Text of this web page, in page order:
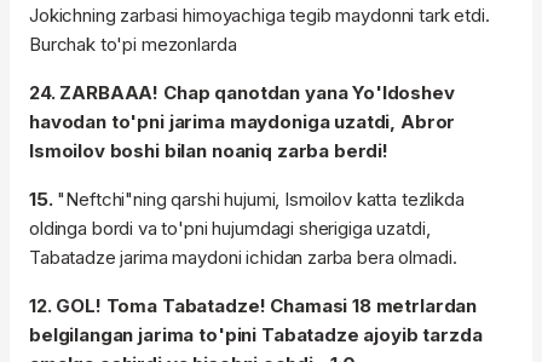
Jokichning zarbasi himoyachiga tegib maydonni tark etdi.
Burchak to'pi mezonlarda
24. ZARBAAA! Chap qanotdan yana Yo'ldoshev
havodan to'pni jarima maydoniga uzatdi, Abror
Ismoilov boshi bilan noaniq zarba berdi!
15. "Neftchi"ning qarshi hujumi, Ismoilov katta tezlikda
oldinga bordi va to'pni hujumdagi sherigiga uzatdi,
Tabatadze jarima maydoni ichidan zarba bera olmadi.
12. GOL! Toma Tabatadze! Chamasi 18 metrlardan
belgilangan jarima to'pini Tabatadze ajoyib tarzda